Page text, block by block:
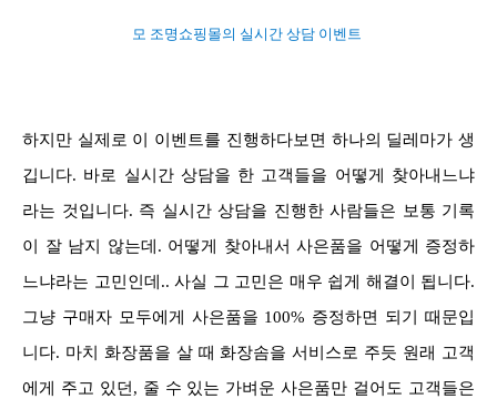
모 조명쇼핑몰의 실시간 상담 이벤트
하지만 실제로 이 이벤트를 진행하다보면 하나의 딜레마가 생
깁니다. 바로 실시간 상담을 한 고객들을 어떻게 찾아내느냐
라는 것입니다. 즉 실시간 상담을 진행한 사람들은 보통 기록
이 잘 남지 않는데. 어떻게 찾아내서 사은품을 어떻게 증정하
느냐라는 고민인데.. 사실 그 고민은 매우 쉽게 해결이 됩니다.
그냥 구매자 모두에게 사은품을 100% 증정하면 되기 때문입
니다. 마치 화장품을 살 때 화장솜을 서비스로 주듯 원래 고객
에게 주고 있던, 줄 수 있는 가벼운 사은품만 걸어도 고객들은